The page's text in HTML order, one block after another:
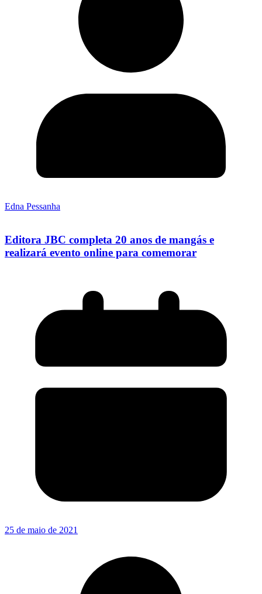
Edna Pessanha
Editora JBC completa 20 anos de mangás e
realizará evento online para comemorar
25 de maio de 2021